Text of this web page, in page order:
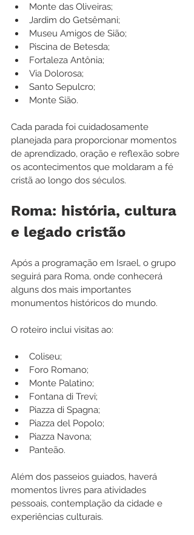
Monte das Oliveiras;
Jardim do Getsêmani;
Museu Amigos de Sião;
Piscina de Betesda;
Fortaleza Antônia;
Via Dolorosa;
Santo Sepulcro;
Monte Sião.
Cada parada foi cuidadosamente
planejada para proporcionar momentos
de aprendizado, oração e reflexão sobre
os acontecimentos que moldaram a fé
cristã ao longo dos séculos.
Roma: história, cultura
e legado cristão
Após a programação em Israel, o grupo
seguirá para Roma, onde conhecerá
alguns dos mais importantes
monumentos históricos do mundo.
O roteiro inclui visitas ao:
Coliseu;
Foro Romano;
Monte Palatino;
Fontana di Trevi;
Piazza di Spagna;
Piazza del Popolo;
Piazza Navona;
Panteão.
Além dos passeios guiados, haverá
momentos livres para atividades
pessoais, contemplação da cidade e
experiências culturais.